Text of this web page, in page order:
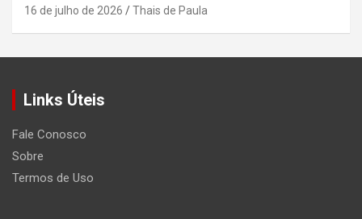
16 de julho de 2026 Thais de Paula
Links Úteis
Fale Conosco
Sobre
Termos de Uso